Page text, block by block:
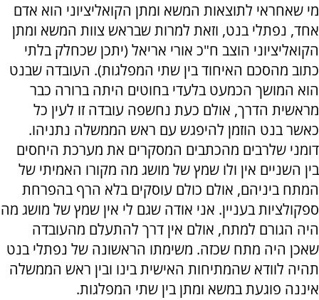
מי שאחראי לתוצאות המשא ומתן הקואליציוני הוא אדם
אחד, נפתלי בנט, וזאת למרות שבראש צוות המשא ומתן
הקואליציוני הוצב ח"כ אורי אריאל (יתכן שכחלק בלתי
כתוב מהסכם האיחוד בין שתי המפלגות). העובדה שבנט
הוא המושך הכמעט בלעדי בחוטים היתה ברורה כבר
מראשית הדרך, אולם כעת נחשפה עובדה זו לעין כל
כאשר בנט הוזמן להיפגש עם ראש הממשלה נתניהו.
דומני שלרבים מהכתבים המסקרים את מערכת היחסים
בין השניים אין ולו שמץ של מושג מה מקורו האמיתי של
המתח ביניהם, אולם כולם עוסקים בלא הרף בהפרחת
ספקולציות בעניין. אני אודה שגם לי אין שמץ של מושג מה
היה הגורם למתח, אולם אין דרך להתעלם מהעובדה
שאכן היה מתח שכזה. משימתו הראשונה של נפתלי בנט
תהיה לוודא שהמתיחות האישית בינו ובין ראש הממשלה
איננה פוגעת במשא ומתן בין שתי המפלגות.